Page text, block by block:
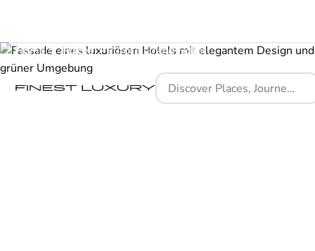
Home Places Furore Grand Hotel